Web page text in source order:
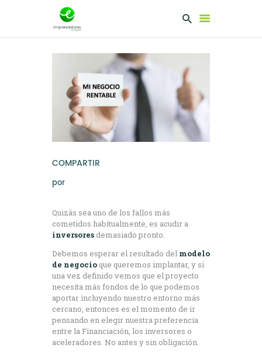
EMPRENDEDORES
PRESENTA TU
PROYECTO
SERVICIOS
CLUB
EMPRENDEDORES
COMPARTIR
por
Quizás sea uno de los fallos más
cometidos habitualmente, es acudir a
inversores demasiado pronto.
Debemos esperar el resultado del modelo
de negocio que queremos implantar, y si
una vez definido vemos que el proyecto
necesita más fondos de lo que podemos
aportar incluyendo nuestro entorno más
cercano, entonces es el momento de ir
pensando en elegir nuestra preferencia
entre la Financiación, los inversores o
aceleradores. No antes y sin obligación.